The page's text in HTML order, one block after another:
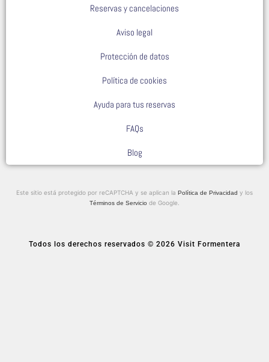
Reservas y cancelaciones
Aviso legal
Protección de datos
Política de cookies
Ayuda para tus reservas
FAQs
Blog
Este sitio está protegido por reCAPTCHA y se aplican la Política de Privacidad y los
Términos de Servicio de Google.
Todos los derechos reservados © 2026 Visit Formentera